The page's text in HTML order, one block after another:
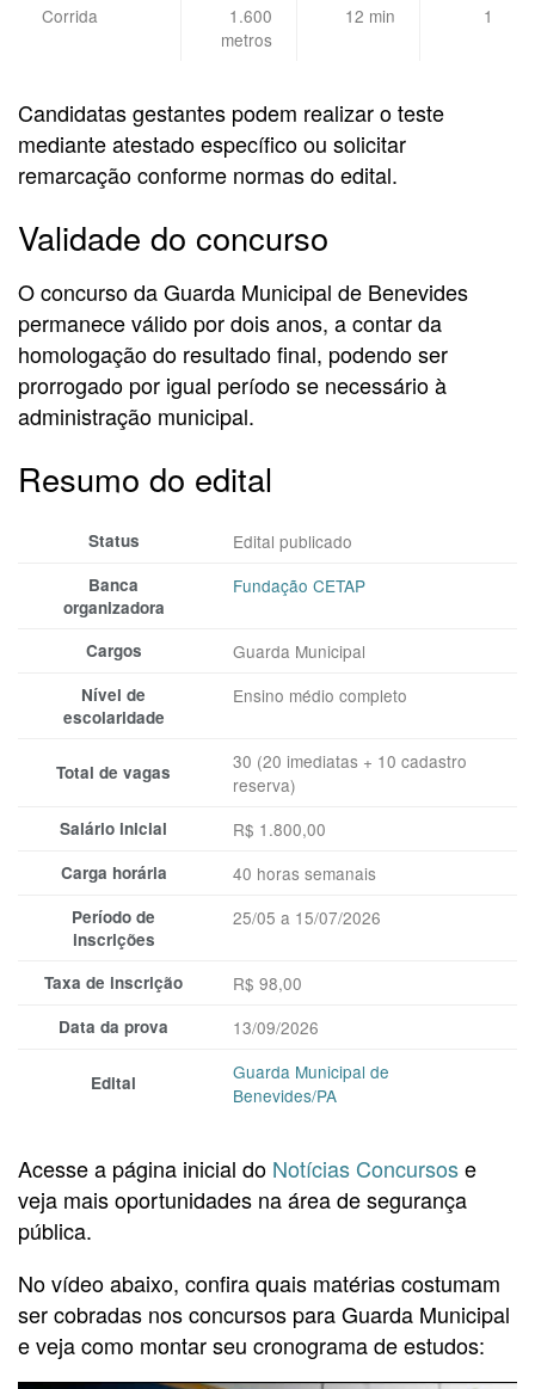
Corrida
1.600
metros
12 min 1
Candidatas gestantes podem realizar o teste
mediante atestado específico ou solicitar
remarcação conforme normas do edital.
Validade do concurso
O concurso da Guarda Municipal de Benevides
permanece válido por dois anos, a contar da
homologação do resultado final, podendo ser
prorrogado por igual período se necessário à
administração municipal.
Resumo do edital
Status Edital publicado
Banca
organizadora
Fundação CETAP
Cargos Guarda Municipal
Nível de
escolaridade
Ensino médio completo
Total de vagas
30 (20 imediatas + 10 cadastro
reserva)
Salário inicial R$ 1.800,00
Carga horária 40 horas semanais
Período de
inscrições
25/05 a 15/07/2026
Taxa de inscrição R$ 98,00
Data da prova 13/09/2026
Edital
Guarda Municipal de
Benevides/PA
Acesse a página inicial do Notícias Concursose
veja mais oportunidades na área de segurança
pública.
No vídeo abaixo, confira quais matérias costumam
ser cobradas nos concursos para Guarda Municipal
e veja como montar seu cronograma de estudos: